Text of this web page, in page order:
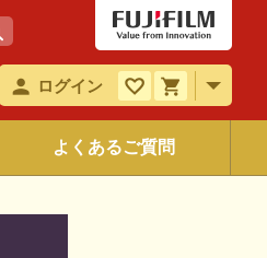
ログイン
よくあるご質問